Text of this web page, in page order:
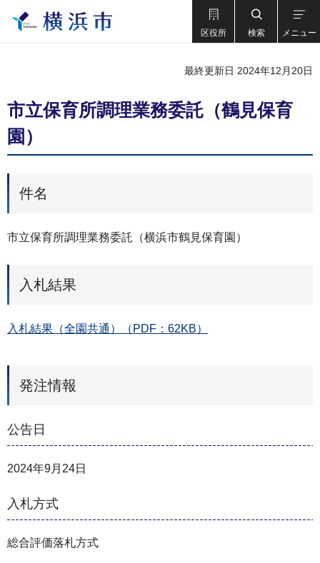
区役所 検索 メニュー
最終更新日 2024年12月20日
市立保育所調理業務委託（鶴見保育
園）
件名
市立保育所調理業務委託（横浜市鶴見保育園）
入札結果
入札結果（全園共通）（PDF：62KB）
発注情報
公告日
2024年9月24日
入札方式
総合評価落札方式